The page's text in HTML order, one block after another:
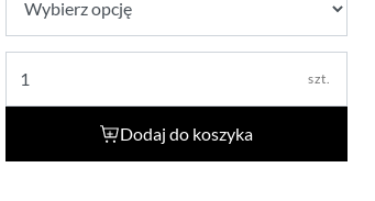
szt.
Dodaj do koszyka